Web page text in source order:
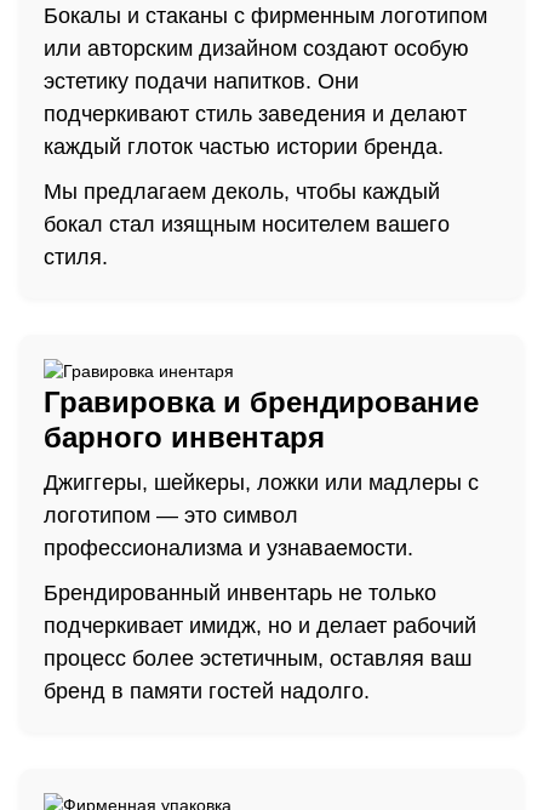
Бокалы и стаканы с фирменным логотипом
или авторским дизайном создают особую
эстетику подачи напитков. Они
подчеркивают стиль заведения и делают
каждый глоток частью истории бренда.
Мы предлагаем деколь, чтобы каждый
бокал стал изящным носителем вашего
стиля.
Гравировка и брендирование
барного инвентаря
Джиггеры, шейкеры, ложки или мадлеры с
логотипом — это символ
профессионализма и узнаваемости.
Брендированный инвентарь не только
подчеркивает имидж, но и делает рабочий
процесс более эстетичным, оставляя ваш
бренд в памяти гостей надолго.